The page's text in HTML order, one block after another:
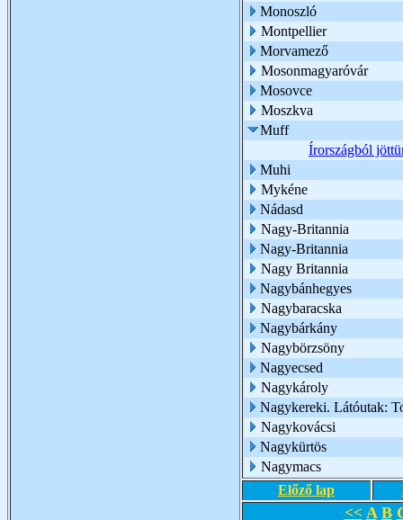
Monoszló
Montpellier
Morvamező
Mosonmagyaróvár
Mosovce
Moszkva
Muff
Írországból
Muhi
Mykéne
Nádasd
Nagy-Britannia
Nagy-Britannia
Nagy Britannia
Nagybánhegyes
Nagybaracska
Nagybárkány
Nagybörzsöny
Nagyecsed
Nagykároly
Nagykereki. Látóutak:
Nagykovácsi
Nagykürtös
Nagymacs
Előző lap
<< A B